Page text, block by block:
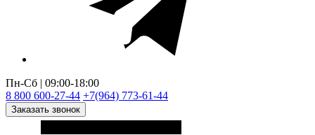
Пн-Сб | 09:00-18:00
8 800 600-27-44 +7(964) 773-61-44
Заказать звонок